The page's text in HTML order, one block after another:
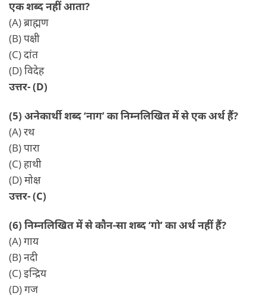
एक शब्द नहीं आता?
(A) ब्राह्मण
(B) पक्षी
(C) दांत
(D) विदेह
उत्तर- (D)
(5) अनेकार्थी शब्द ‘नाग’ का निम्नलिखित में से एक अर्थ हैं?
(A) रथ
(B) पारा
(C) हाथी
(D) मोक्ष
उत्तर- (C)
(6) निम्नलिखित में से कौन-सा शब्द ‘गो’ का अर्थ नहीं हैं?
(A) गाय
(B) नदी
(C) इन्द्रिय
(D) गज